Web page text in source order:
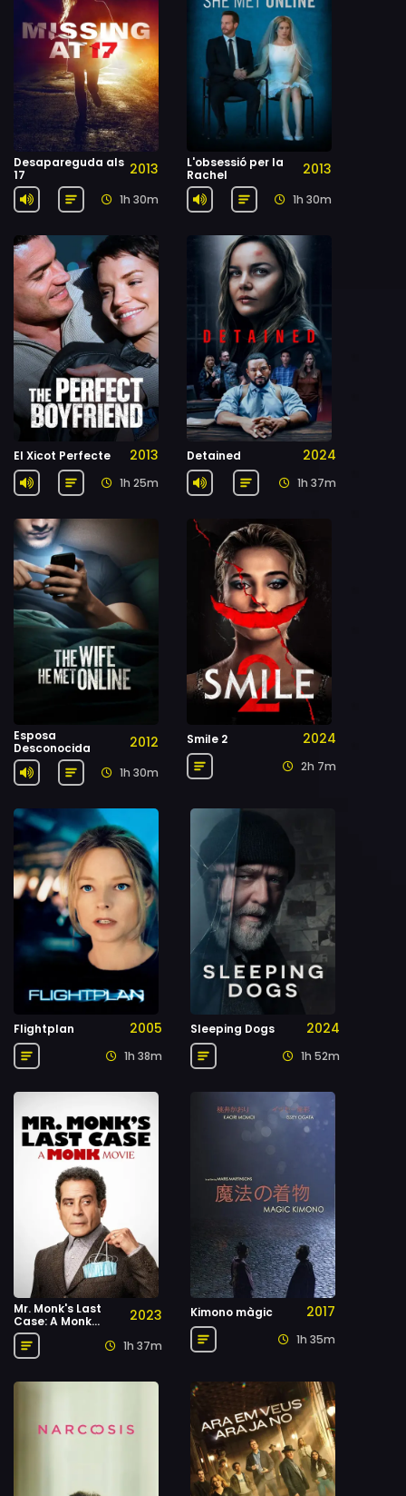
Desapareguda als
17
2013
1h 30m
L'obsessió per la
Rachel
2013
1h 30m
El Xicot Perfecte 2013
1h 25m
Detained 2024
1h 37m
Esposa
Desconocida
2012
1h 30m
Smile 2 2024
2h 7m
Flightplan 2005
1h 38m
Sleeping Dogs 2024
1h 52m
Mr. Monk's Last
Case: A Monk
Movie
2023
1h 37m
Kimono màgic 2017
1h 35m